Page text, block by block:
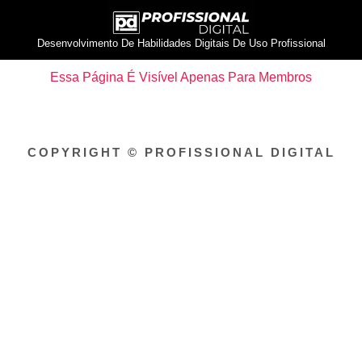
Desenvolvimento De Habilidades Digitais De Uso Profissional
Essa Página É Visível Apenas Para Membros
COPYRIGHT © PROFISSIONAL DIGITAL